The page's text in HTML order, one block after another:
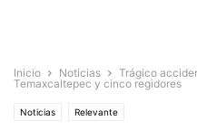
Inicio Noticias
Trágico
Temaxcaltepec y cinco regidores
Noticias Relevante